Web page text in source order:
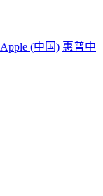
Apple (中国) 惠普中